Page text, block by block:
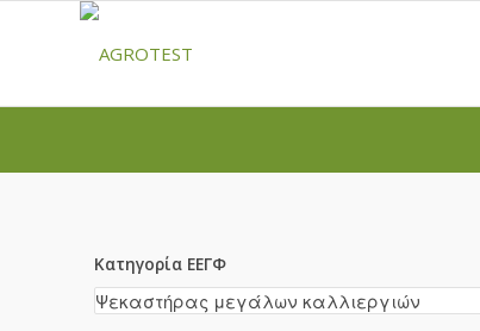
Κατηγορία ΕΕΓΦ